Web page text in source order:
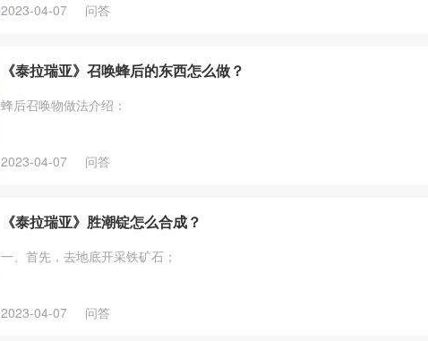
2023-04-07 问答
《泰拉瑞亚》召唤蜂后的东西怎么做？
蜂后召唤物做法介绍：
2023-04-07 问答
《泰拉瑞亚》胜潮锭怎么合成？
一、首先，去地底开采铁矿石；
2023-04-07 问答